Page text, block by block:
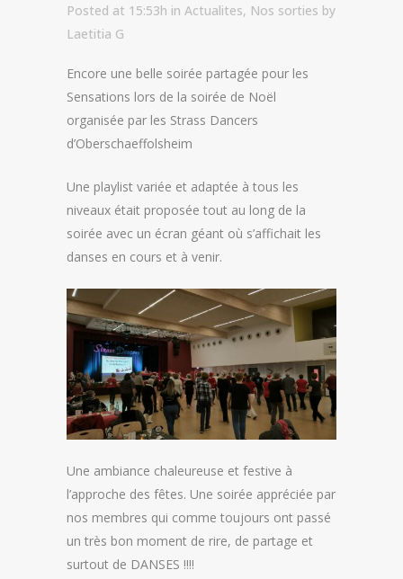
Posted at 15:53h in Actualites, Nos sorties by
Laetitia G
Encore une belle soirée partagée pour les
Sensations lors de la soirée de Noël
organisée par les Strass Dancers
d’Oberschaeffolsheim
Une playlist variée et adaptée à tous les
niveaux était proposée tout au long de la
soirée avec un écran géant où s’affichait les
danses en cours et à venir.
Une ambiance chaleureuse et festive à
l’approche des fêtes. Une soirée appréciée par
nos membres qui comme toujours ont passé
un très bon moment de rire, de partage et
surtout de DANSES !!!!